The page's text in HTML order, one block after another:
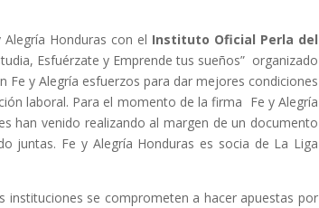
Honduras con el Instituto Oficial Perla del
Esfuérzate y Emprende tus sueños” organizado
y Alegría esfuerzos para dar mejores condiciones
laboral. Para el momento de la firma Fe y Alegría
han venido realizando al margen de un documento
juntas. Fe y Alegría Honduras es socia de La Liga
instituciones se comprometen a hacer apuestas por